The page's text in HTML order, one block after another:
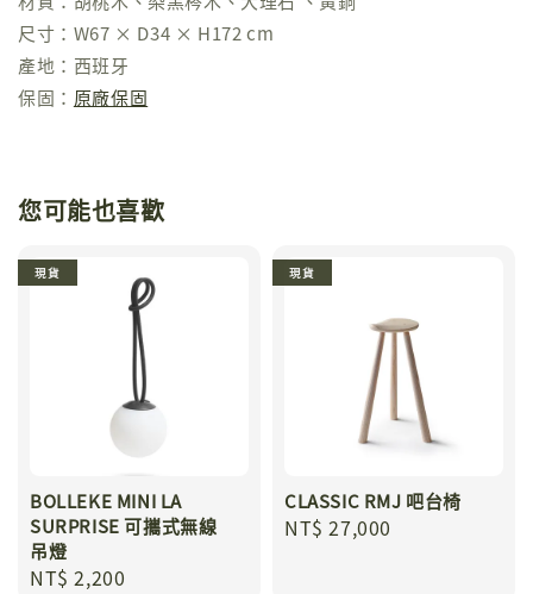
尺寸：W67 × D34 × H172 cm
產地：西班牙
保固： 原廠保固
您可能也喜歡
現貨
BOLLEKE MINI LA
SURPRISE 可攜式無線
吊燈
Regular
NT$ 2,200
現貨
CLASSIC RMJ 吧台椅
Regular
NT$ 27,000